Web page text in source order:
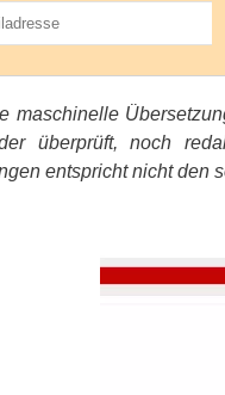
maschinelle
überprüft, noch
entspricht nicht den